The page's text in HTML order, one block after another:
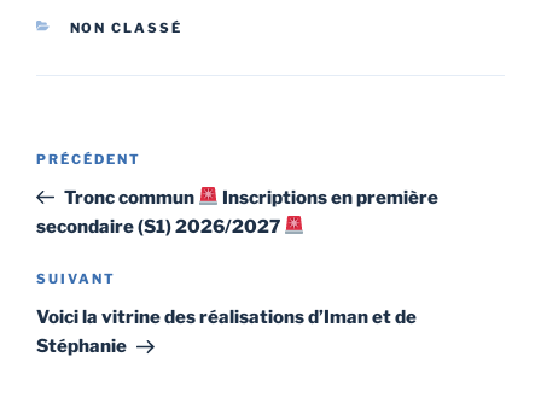
CATÉGORIES
NON CLASSÉ
Navigation
l’article
Article
précédent
PRÉCÉDENT
Tronc commun
Inscriptions en première
secondaire (S1) 2026/2027
Article
suivant
SUIVANT
Voici la vitrine des réalisations d’Iman et de
Stéphanie